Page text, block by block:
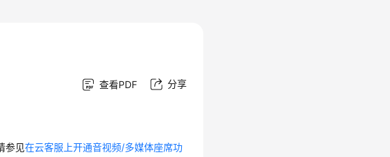
查看PDF 分享
参见在云客服上开通音视频/多媒体座席功